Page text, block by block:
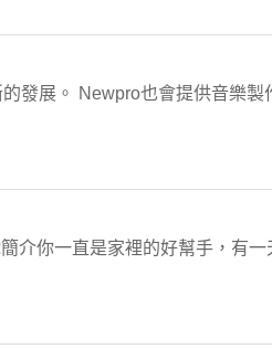
發展。 Newpro也會提供音樂製
介你一直是家裡的好幫手，有